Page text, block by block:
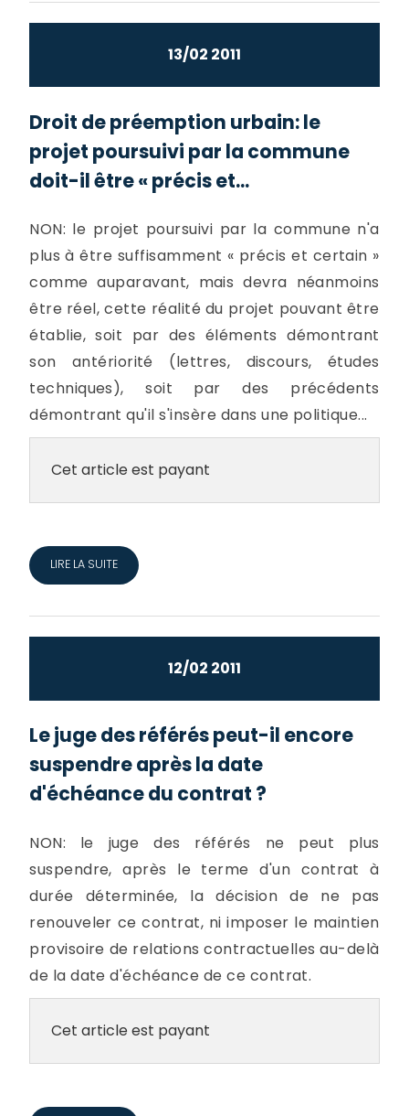
13/02 2011
Droit de préemption urbain: le
projet poursuivi par la commune
doit-il être « précis et...
NON: le projet poursuivi par la commune n'a
plus à être suffisamment « précis et certain »
comme auparavant, mais devra néanmoins
être réel, cette réalité du projet pouvant être
établie, soit par des éléments démontrant
son antériorité (lettres, discours, études
techniques), soit par des précédents
démontrant qu'il s'insère dans une politique...
Cet article est payant
LIRE LA SUITE
12/02 2011
Le juge des référés peut-il encore
suspendre après la date
d'échéance du contrat ?
NON: le juge des référés ne peut plus
suspendre, après le terme d'un contrat à
durée déterminée, la décision de ne pas
renouveler ce contrat, ni imposer le maintien
provisoire de relations contractuelles au-delà
de la date d'échéance de ce contrat.
Cet article est payant